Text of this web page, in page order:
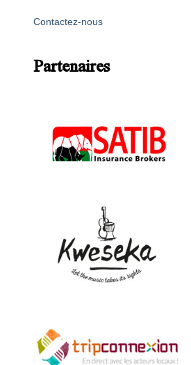
Contactez-nous
Partenaires